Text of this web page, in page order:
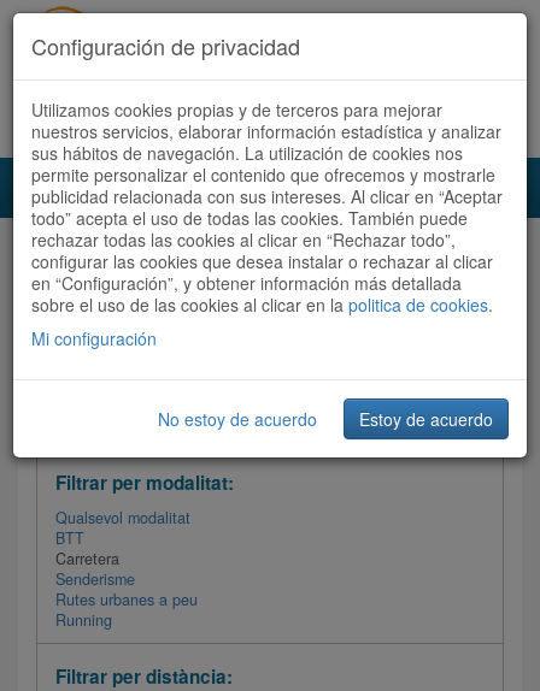
Accedeix Registra't ara Español Català
Audioruta Totes les rutes
Totes les rutes Ordenar per: Més recents / Dificultat
Filtrar les rutes
Filtrar per modalitat:
Qualsevol modalitat
BTT
Carretera
Senderisme
Rutes urbanes a peu
Running
Filtrar per distància:
Configuración de privacidad
Utilizamos cookies propias y de terceros para mejorar
nuestros servicios, elaborar información estadística y analizar
sus hábitos de navegación. La utilización de cookies nos
permite personalizar el contenido que ofrecemos y mostrarle
publicidad relacionada con sus intereses. Al clicar en “Aceptar
todo” acepta el uso de todas las cookies. También puede
rechazar todas las cookies al clicar en “Rechazar todo”,
configurar las cookies que desea instalar o rechazar al clicar
en “Configuración”, y obtener información más detallada
sobre el uso de las cookies al clicar en la politica de cookies.
Mi configuración
No estoy de acuerdo Estoy de acuerdo